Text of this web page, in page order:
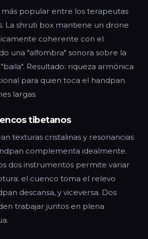
popular entre los terapeutas
La shruti box mantiene un drone
coherente con el
una "alfombra" sonora sobre la
Resultado: riqueza armónica
para quien toca el handpan.
largas.
tibetanos
texturas cristalinas y resonancias
complementa idealmente.
dos instrumentos permite variar
el cuenco toma el relevo
descansa, y viceversa. Dos
trabajar juntos en plena